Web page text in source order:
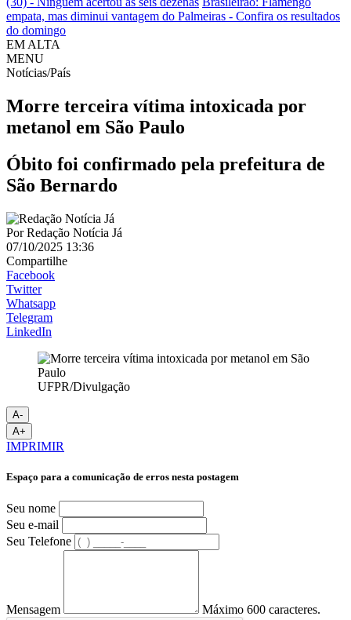
empata, mas diminui vantagem do Palmeiras - Confira os resultados
do domingo
EM ALTA
MENU
Notícias/País
Morre terceira vítima intoxicada por
metanol em São Paulo
Óbito foi confirmado pela prefeitura de
São Bernardo
PorRedação Notícia Já
07/10/2025 13:36
Compartilhe
Facebook
Twitter
Whatsapp
Telegram
LinkedIn
UFPR/Divulgação
A-
A+
IMPRIMIR
Espaço para a comunicação de erros nesta postagem
Seu nome
Seu e-mail
Seu Telefone
Mensagem Máximo 600 caracteres.